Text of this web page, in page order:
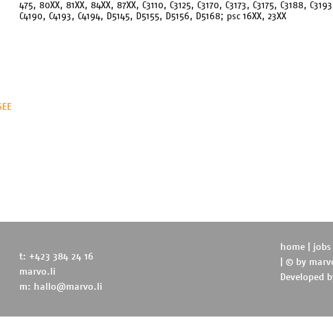
475, 80XX, 81XX, 84XX, 87XX, C3110, C3125, C3170, C3173, C3175, C3188,
C4190, C4193, C4194, D5145, D5155, D5156, D5168; psc 16XX, 23XX
t: +423 384 24 16
marvo.li
m: hallo@marvo.li
home jobs
| © by
Developed